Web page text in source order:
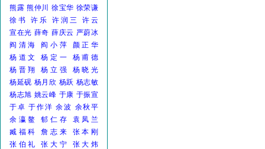
熊露 熊仲川 徐宝华 徐荣谦
徐书
许乐 许润三
许云
宣在光 薛奇 薛庆云 严蔚冰
阎清海
阎小萍
颜正华
杨道文
杨定一
杨甫德
杨晋翔
杨立强
杨晓光
杨延砚 杨月欣 杨跃 杨志敏
杨志旭 姚云峰 于康 于振宣
于卓 于作洋 余波 余秋平
余瀛鳌
郁仁存
袁凤兰
臧福科
詹志来
张本刚
张伯礼
张大宁
张大炜